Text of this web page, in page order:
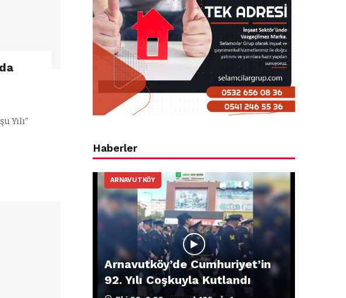
Yılı”
Haberler
ARNAVUTKÖY
Arnavutköy’de Cumhuriyet’in
92. Yılı Coşkuyla Kutlandı